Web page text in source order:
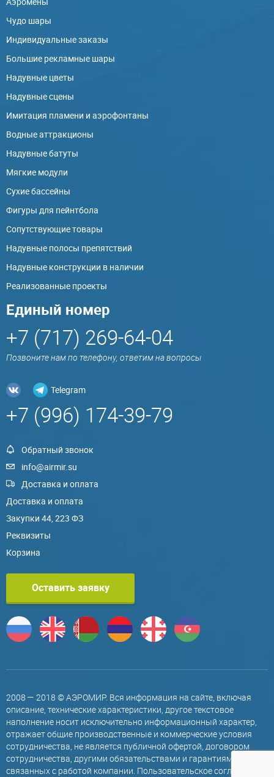
Чудо шары
Индивидуальные заказы
Большие рекламные шары
Надувные цветы
Надувные сцены
Имитация пламени и аэрофонтаны
Водные аттракционы
Надувные батуты
Мягкие модули
Сухие бассейны
Фигуры для пейнтбола
Сопутствующие товары
Надувные полосы препятствий
Надувные конструкции в наличии
Реализованные проекты
Единый номер
+7 (717) 269-64-04
Позвоните нам по телефону, ответим на вопросы
Telegram
+7 (996) 174-39-79
Обратный звонок
info@airmir.su
Доставка и оплата
Доставка и оплата
Закупки 44, 223 ФЗ
Реквизиты
Корзина
Оставить заявку
2008 — 2018 © АЭРОМИР. Вся информация на сайте, включая
описание, технические характеристики, другое текстовое
наполнение носит исключительно информационный характер,
отражает общие производственные и коммерческие условия
сотрудничества, не является публичной офертой, договором
сотрудничества, другими обязательствами и гарантиями,
связанных с работой компании. Пользовательское соглашение